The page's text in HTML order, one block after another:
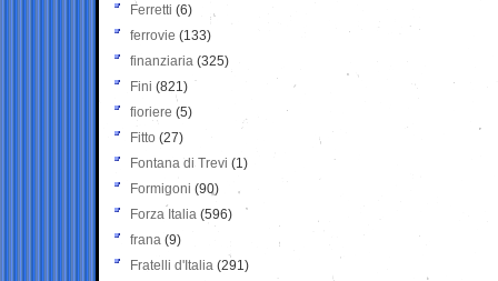
Ferretti (6)
ferrovie (133)
finanziaria (325)
Fini (821)
fioriere (5)
Fitto (27)
Fontana di Trevi (1)
Formigoni (90)
Forza Italia (596)
frana (9)
Fratelli d'Italia (291)